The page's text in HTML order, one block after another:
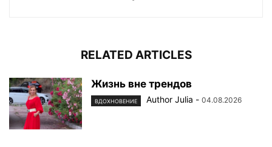
RELATED ARTICLES
Жизнь вне трендов
ВДОХНОВЕНИЕ Author Julia - 04.08.2026